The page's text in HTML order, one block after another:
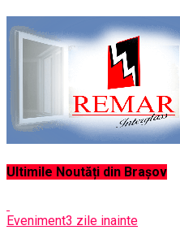
Ultimile Noutăți din Brașov
Eveniment3 zile inainte